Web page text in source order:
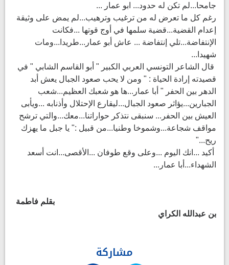
جامحا...لم تكن له حدود... ابو عمار ...
رغم كل ما تعرض له من ترغيب وترهيب...لم يمض على وثيقة
إعدام القضية...قضية سلمها في أوج قوتها ...فكانت
الإنتفاضة...تلي إنتفاضة ... عاش أبو عمار...طريدا...ومات
شهيدا...
قال الشاعر التونسي العربي الكبير " أبو القاسم الشابي " في
قصيدته إرادة الحياة : " ومن لا يحب صعود الجبال يعش أبد
الدهر بين الحفر " أبا عمار...ها هو شعبك العظيم...شعب
الجبارين...يؤاثر صعود الجبال...ليقارع الإحتلال وأذنابه ...ويأبى
العيش بين الحفر... سنبقى نتذكر حواراتنا...معك...والتي ترشح
مواقف شجاعة...وشموخا وطنيا...من قبيل :" يا جبل ما يهزك
ريح..."
أكيد ...انك اليوم ...وعلى وقع طوفان ...الأقصى...انت أسعد
الشهداء...أبا عمار...
بقلم فاطمة
بن عبدالله الكراي
مشاركة